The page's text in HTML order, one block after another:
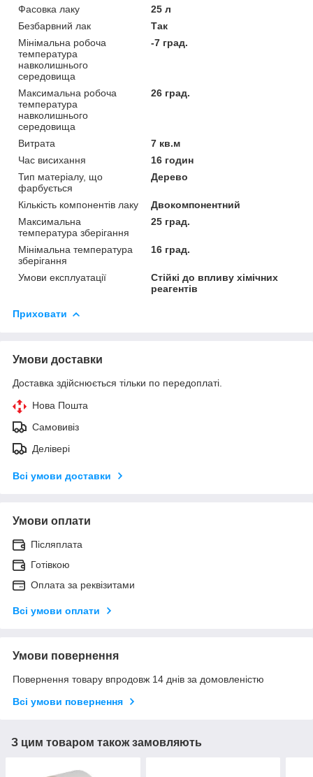
Фасовка лаку
25 л
Безбарвний лак
Так
Мінімальна робоча
температура
навколишнього
середовища
-7 град.
Максимальна робоча
температура
навколишнього
середовища
26 град.
Витрата
7 кв.м
Час висихання
16 годин
Тип матеріалу, що
фарбується
Дерево
Кількість компонентів лаку
Двокомпонентний
Максимальна
температура зберігання
25 град.
Мінімальна температура
зберігання
16 град.
Умови експлуатації
Стійкі до впливу хімічних
реагентів
Приховати
Умови доставки
Доставка здійснюється тільки по передоплаті.
Нова Пошта
Самовивіз
Делівері
Всі умови доставки
Умови оплати
Післяплата
Готівкою
Оплата за реквізитами
Всі умови оплати
Умови повернення
Повернення товару впродовж 14 днів за домовленістю
Всі умови повернення
З цим товаром також замовляють